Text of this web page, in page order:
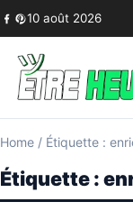
Skip to content
10 août 2026
Home / Étiquette :
Étiquette :